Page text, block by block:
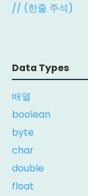
// (한줄 주석)
Data Types
배열
boolean
byte
char
double
float